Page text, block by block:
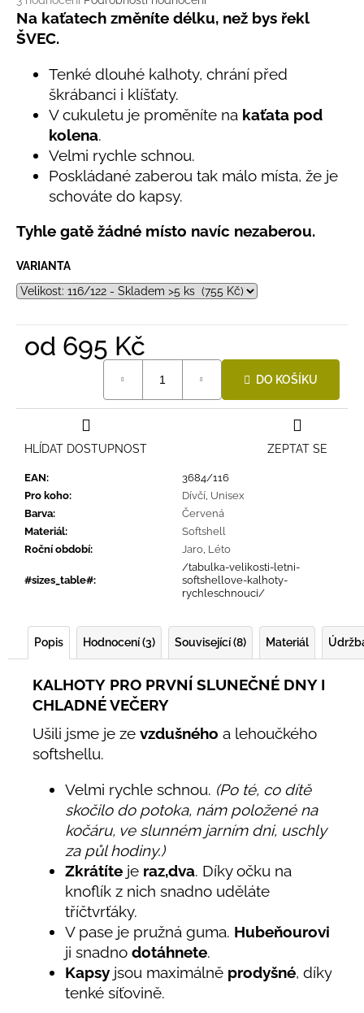
hodnocení
produktu
je
hvězdiček.
Na kaťatech změníte délku, než bys řekl
ŠVEC.
Tenké dlouhé kalhoty, chrání před
škrábanci i klíšťaty.
V cukuletu je proměníte na kaťata pod
kolena.
Velmi rychle schnou.
Poskládané zaberou tak málo místa, že je
schováte do kapsy.
Tyhle gatě žádné místo navíc nezaberou.
VARIANTA
od 695 Kč
DO KOŠÍKU
EAN:
3684/116
Pro koho: Dívčí, Unisex
Barva:
Červená
Materiál:
Softshell
Roční období: Jaro, Léto
#sizes_table#:
/tabulka-velikosti-letni-
softshellove-kalhoty-
rychleschnouci/
ZEPTAT SE
HLÍDAT DOSTUPNOST
Popis Hodnocení (3) Související (8) Materiál
KALHOTY PRO PRVNÍ SLUNEČNÉ DNY I
CHLADNÉ VEČERY
Ušili jsme je ze vzdušného a lehoučkého
softshellu.
Velmi rychle schnou. (Po té, co dítě
skočilo do potoka, nám položené na
kočáru, ve slunném jarním dni, uschly
za půl hodiny.)
Zkrátíte je raz,dva. Díky očku na
knoflík z nich snadno uděláte
tříčtvrťáky.
V pase je pružná guma. Hubeňourovi
ji snadno dotáhnete.
Kapsy jsou maximálně prodyšné, díky
tenké síťovině.
u
j
LETNÍ
KLOBOUČEK
OUŠKY
BÍLÝ
395
Kč